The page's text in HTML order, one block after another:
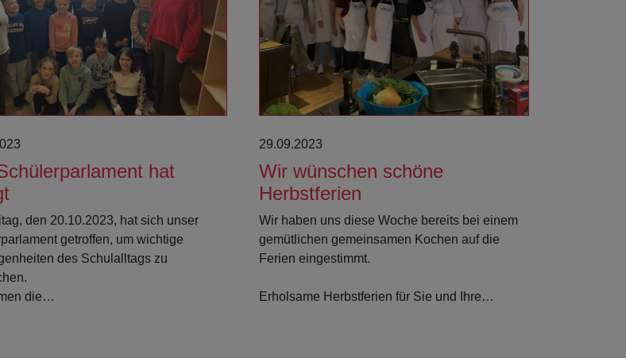
hat
den 20.10.2023, hat sich unser
getroffen, um wichtige
des Schulalltags zu
die…
Weiterlesen
29.09.2023
Wir wünschen schöne
Herbstferien
Wir haben uns diese Woche bereits bei einem
gemütlichen gemeinsamen Kochen auf die
Ferien eingestimmt.
Erholsame Herbstferien für Sie und Ihre…